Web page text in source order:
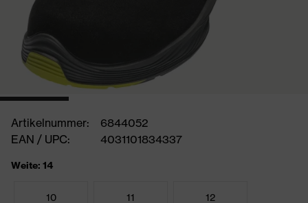
Artikelnummer:
6844052
EAN / UPC:
4031101834337
Weite: 14
10 11 12